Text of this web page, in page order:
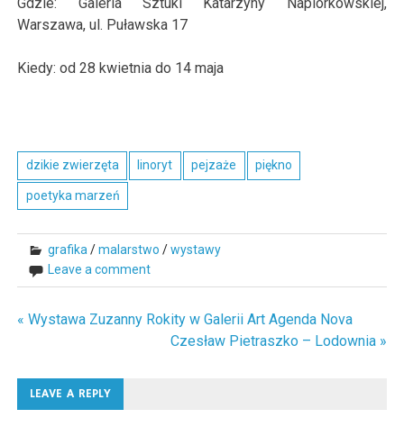
Warszawa,ul. Puławska 17
Kiedy: od28 kwietnia do 14 maja
dzikie zwierzęta linoryt pejzaże piękno
poetyka marzeń
grafika /malarstwo /wystawy
Leave a comment
Nawigacja
« Wystawa Zuzanny Rokity w Galerii Art Agenda Nova
Czesław Pietraszko – Lodownia »
LEAVE A REPLY